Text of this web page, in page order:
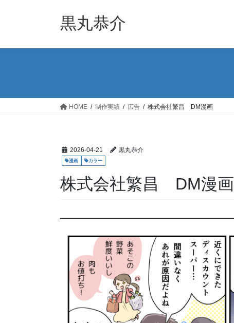
黒丸恭介
HOME 制作実績 広告 株式会社繁昌 DM漫画
2026-04-21 黒丸恭介
漫画 カラー
株式会社繁昌 DM漫画